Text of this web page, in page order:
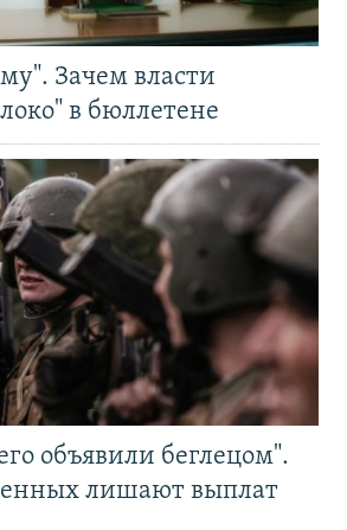
Зачем власти
в бюллетене
объявили беглецом".
лишают выплат